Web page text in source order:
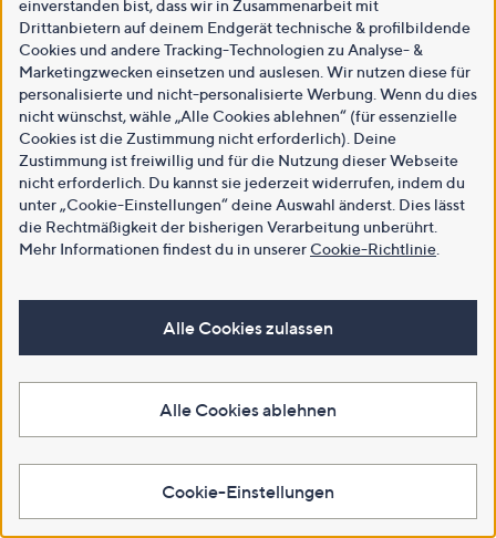
einverstanden bist, dass wir in Zusammenarbeit mit
Drittanbietern auf deinem Endgerät technische & profilbildende
Cookies und andere Tracking-Technologien zu Analyse- &
Marketingzwecken einsetzen und auslesen. Wir nutzen diese für
personalisierte und nicht-personalisierte Werbung. Wenn du dies
nicht wünschst, wähle „Alle Cookies ablehnen“ (für essenzielle
Cookies ist die Zustimmung nicht erforderlich). Deine
Zustimmung ist freiwillig und für die Nutzung dieser Webseite
nicht erforderlich. Du kannst sie jederzeit widerrufen, indem du
unter „Cookie-Einstellungen“ deine Auswahl änderst. Dies lässt
die Rechtmäßigkeit der bisherigen Verarbeitung unberührt.
Mehr Informationen findest du in unsererCookie-Richtlinie
Alle Cookies zulassen
Alle Cookies ablehnen
Cookie-Einstellungen